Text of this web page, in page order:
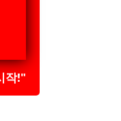
작!"